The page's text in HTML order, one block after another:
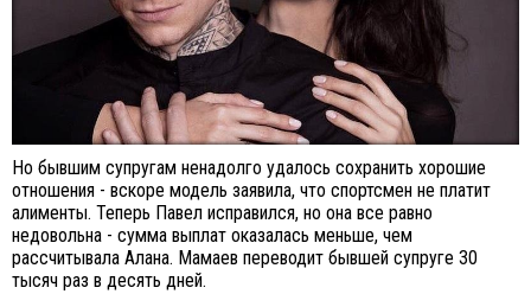
Но бывшим супругам ненадолго удалось сохранить хорошие
отношения - вскоре модель заявила, что спортсмен не платит
алименты. Теперь Павел исправился, но она все равно
недовольна - сумма выплат оказалась меньше, чем
рассчитывала Алана. Мамаев переводит бывшей супруге 30
тысяч раз в десять дней.